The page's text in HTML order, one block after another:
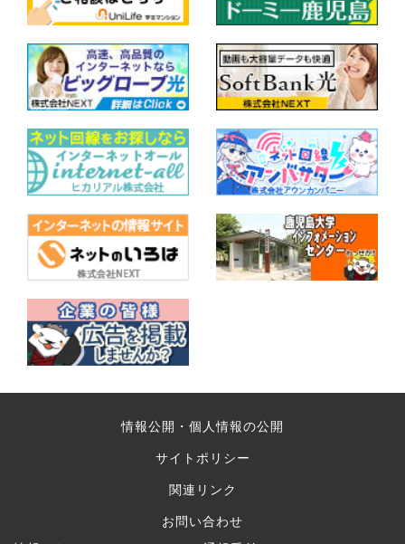
情報公開・個人情報の公開
サイトポリシー
関連リンク
お問い合わせ